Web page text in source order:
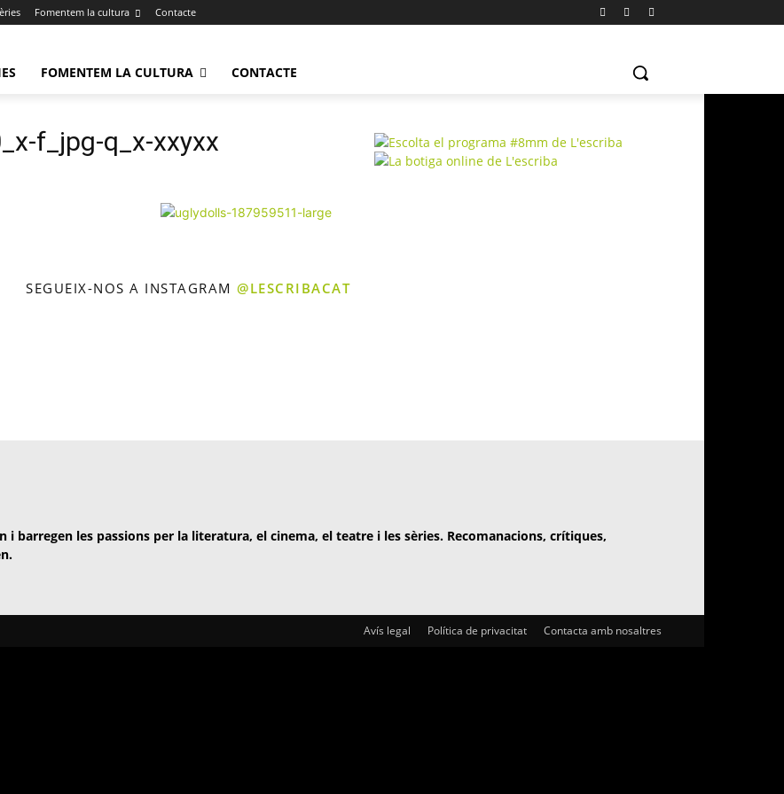
Fomentem la cultura Contacte
FOMENTEM LA CULTURA CONTACTE
f_jpg-q_x-xxyxx
SEGUEIX-NOS A INSTAGRAM @LESCRIBACAT
barregen les passions per la literatura, el cinema, el teatre i les sèries. Recomanacions, crítiques,
Avís legal Política de privacitat Contacta amb nosaltres